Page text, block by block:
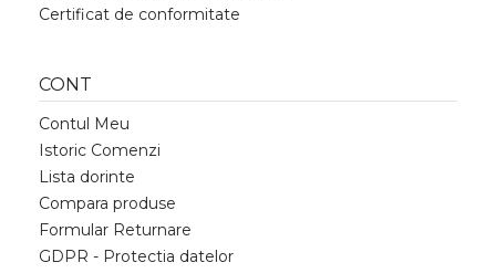
Certificat de conformitate
CONT
Contul Meu
Istoric Comenzi
Lista dorinte
Compara produse
Formular Returnare
GDPR - Protectia datelor